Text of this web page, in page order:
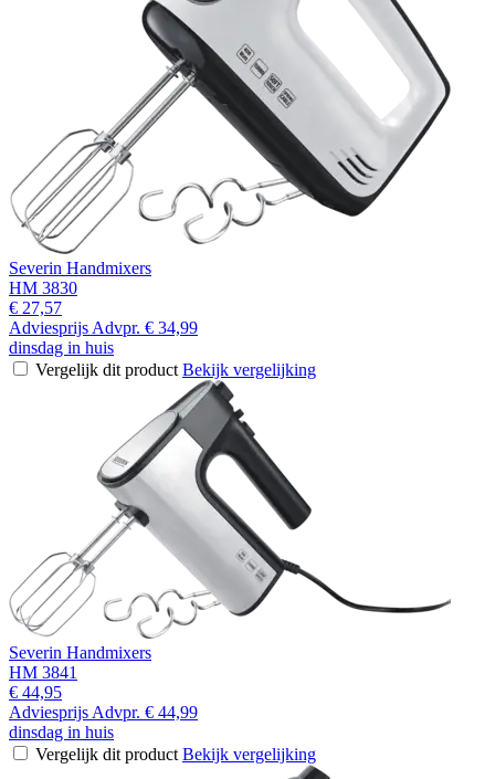
Severin Handmixers
HM 3830
€ 27,57
Adviesprijs Advpr. € 34,99
dinsdag in huis
Vergelijk dit product Bekijk vergelijking
Severin Handmixers
HM 3841
€ 44,95
Adviesprijs Advpr. € 44,99
dinsdag in huis
Vergelijk dit product Bekijk vergelijking